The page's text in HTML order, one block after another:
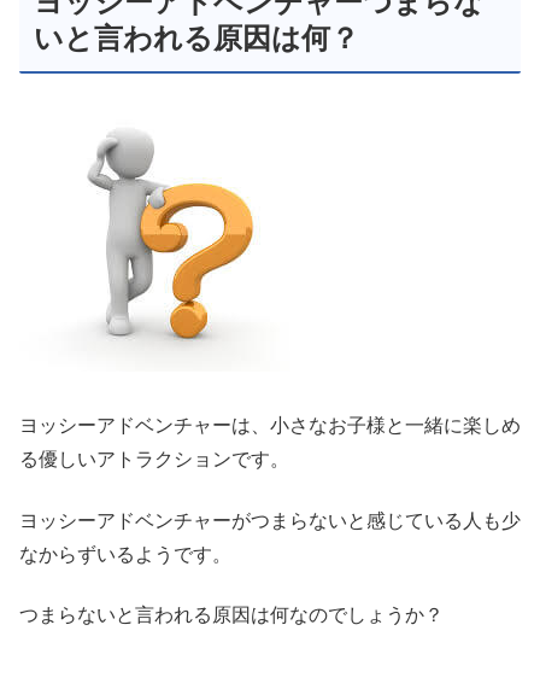
いと言われる原因は何？
ヨッシーアドベンチャーは、小さなお子様と一緒に楽しめ
る優しいアトラクションです。
ヨッシーアドベンチャーがつまらないと感じている人も少
なからずいるようです。
つまらないと言われる原因は何なのでしょうか？